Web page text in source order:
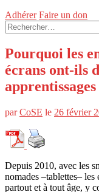
Adhérer Faire un don
Rechercher :
Pourquoi les
écrans ont-ils
parCoSE le 26 février
Depuis 2010, avec les
nomades –tablettes– les
partout et à tout âge, y